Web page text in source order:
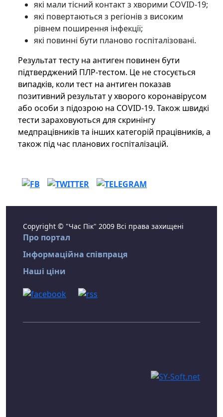
які мали тісний контакт з хворими COVID-19;
які повертаються з регіонів з високим
рівнем поширення інфекції;
які повинні бути планово госпіталізовані.
Результат тесту на антиген повинен бути
підтверджений ПЛР-тестом. Це не стосується
випадків, коли тест на антиген показав
позитивний результат у хворого коронавірусом
або особи з підозрою на COVID-19. Також швидкі
тести зараховуються для скринінгу
медпрацівників та інших категорій працівників, а
також під час планових госпіталізацій.
Copyright © "Час Пік" 2009 Всі права захищені
Про портал
Інформаційна співпраця
Наші ціни